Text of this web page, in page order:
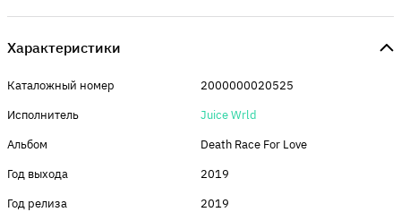
Характеристики
Каталожный номер
2000000020525
Исполнитель
Juice Wrld
Альбом
Death Race For Love
Год выхода
2019
Год релиза
2019